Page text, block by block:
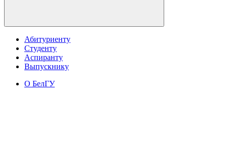
Абитуриенту
Студенту
Аспиранту
Выпускнику
О БелГУ